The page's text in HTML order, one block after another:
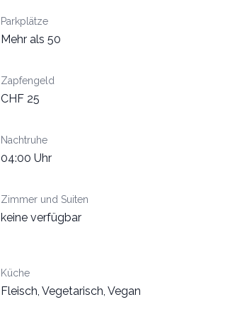
Parkplätze
Mehr als 50
Zapfengeld
CHF 25
Nachtruhe
04:00 Uhr
Zimmer und Suiten
keine verfügbar
Küche
Fleisch, Vegetarisch, Vegan